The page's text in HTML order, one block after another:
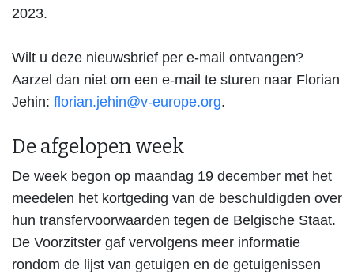
2023.
Wilt u deze nieuwsbrief per e-mail ontvangen?
Aarzel dan niet om een e-mail te sturen naar Florian
Jehin: florian.jehin@v-europe.org.
De afgelopen week
De week begon op maandag 19 december met het
meedelen het kortgeding van de beschuldigden over
hun transfervoorwaarden tegen de Belgische Staat.
De Voorzitster gaf vervolgens meer informatie
rondom de lijst van getuigen en de getuigenissen